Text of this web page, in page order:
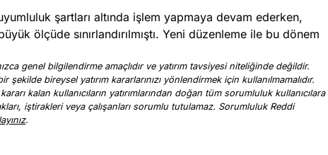
uyumluluk şartları altında işlem yapmaya devam ederken,
ölçüde sınırlandırılmıştı. Yeni düzenleme ile bu dönem
genel bilgilendirme amaçlıdır ve yatırım tavsiyesi niteliğinde değildir.
şekilde bireysel yatırım kararlarınızı yönlendirmek için kullanılmamalıdır.
kalan kullanıcıların yatırımlarından doğan tüm sorumluluk kullanıcılara
iştirakleri veya çalışanları sorumlu tutulamaz. Sorumluluk Reddi
.